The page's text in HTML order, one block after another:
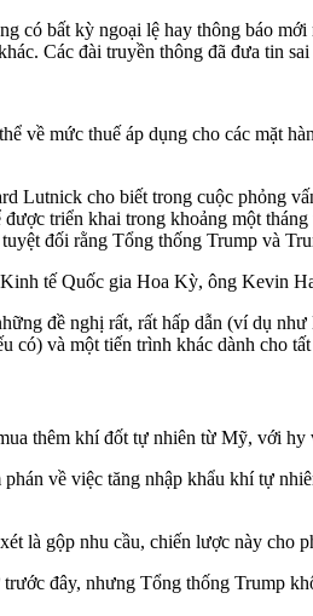
có bất kỳ ngoại lệ hay thông báo
Các đài truyền thông đã đưa tin sai
về mức thuế áp dụng cho các mặt
Lutnick cho biết trong cuộc phỏng
được triển khai trong khoảng một
đối rằng Tổng thống Trump và
tế Quốc gia Hoa Kỳ, ông Kevin
đề nghị rất, rất hấp dẫn (ví dụ
có) và một tiến trình khác dành cho
thêm khí đốt tự nhiên từ Mỹ, với
về việc tăng nhập khẩu khí tự
là gộp nhu cầu, chiến lược này
đây, nhưng Tổng thống Trump